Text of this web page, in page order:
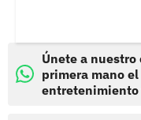
Únete a
primera mano
entretenimiento